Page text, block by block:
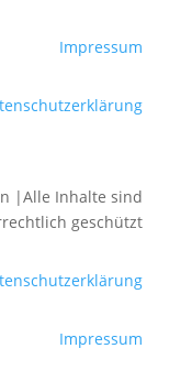
Impressum
|Alle Inhalte sind
geschützt
Impressum